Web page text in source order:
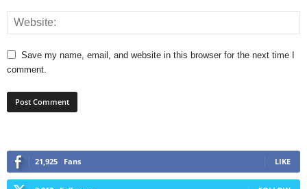
Save my name, email, and website in this browser for the next time I
comment.
21,925 Fans LIKE